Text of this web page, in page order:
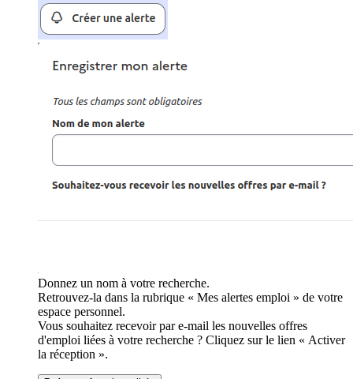
Donnez un nom à votre recherche.
Retrouvez-la dans la rubrique « Mes alertes emploi » de votre
espace personnel.
Vous souhaitez recevoir par e-mail les nouvelles offres
d'emploi liées à votre recherche ? Cliquez sur le lien « Activer
la réception ».